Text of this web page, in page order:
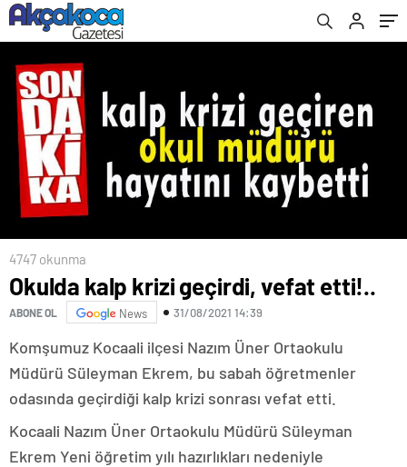
4747 okunma
Okulda kalp krizi geçirdi, vefat etti!..
ABONE OL News 31/08/2021 14:39
Komşumuz Kocaali ilçesi Nazım Üner Ortaokulu
Müdürü Süleyman Ekrem, bu sabah öğretmenler
odasında geçirdiği kalp krizi sonrası vefat etti.
Kocaali Nazım Üner Ortaokulu Müdürü Süleyman
Ekrem Yeni öğretim yılı hazırlıkları nedeniyle